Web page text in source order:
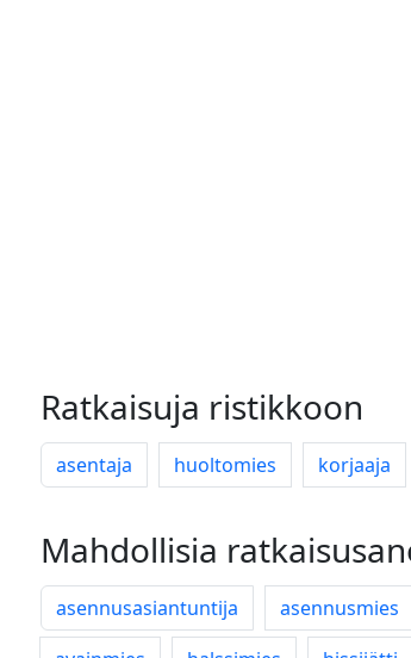
Ratkaisuja ristikkoon
asentaja huoltomies korjaaja
Mahdollisia
asennusasiantuntija asennusmies